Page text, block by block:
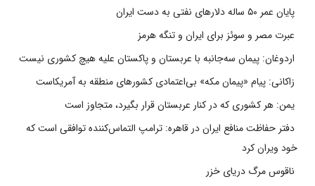
پایان عمر ۵۰ ساله دلارهای نفتی به دست ایران
عبرت مصر و سوئز برای ایران و تنگه هرمز
اردوغان: پیمان سه‌جانبه با عربستان و پاکستان علیه هیچ کشوری نیست
زاکانی: پیام «پیمان مکه» بی‌اعتمادی کشورهای منطقه به آمریکاست
یمن: هر کشوری که در کنار عربستان قرار بگیرد، متجاوز است
دفتر حفاظت منافع ایران در قاهره: ترامپ التماس‌کننده توافقی است که
خود ویران کرد
ناقوس مرگ دریای خزر